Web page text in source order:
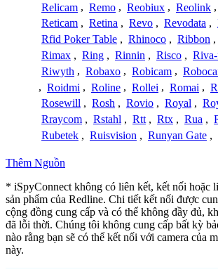
Relicam , Remo , Reobiux , Reolink ,
Reticam , Retina , Revo , Revodata ,
Rfid Poker Table , Rhinoco , Ribbon ,
Rimax , Ring , Rinnin , Risco ,
Riwyth , Robaxo , Robicam ,
, Roidmi , Roline , Rollei , Romai ,
Rosewill , Rosh , Rovio , Royal ,
Rraycom , Rstahl , Rtt , Rtx , Rua ,
Rubetek , Ruisvision , Runyan Gate ,
Thêm Nguồn
* iSpyConnect không có liên kết, kết nối hoặc
sản phẩm của Redline. Chi tiết kết nối được
cộng đồng cung cấp và có thể không đầy đủ,
đã lỗi thời. Chúng tôi không cung cấp bất kỳ
nào rằng bạn sẽ có thể kết nối với camera của
này.